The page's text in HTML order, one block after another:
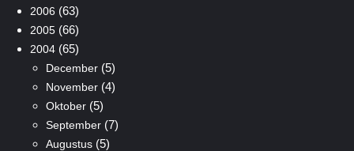
2006 (63)
2005(66)
2004(65)
December(5)
November(4)
Oktober(5)
September(7)
Augustus(5)